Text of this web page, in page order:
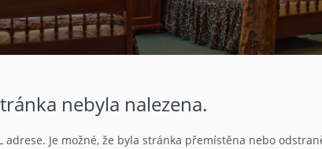
nebyla nalezena.
Je možné, že byla stránka přemístěna nebo